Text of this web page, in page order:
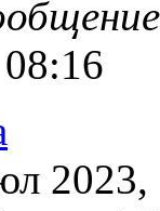
2023,